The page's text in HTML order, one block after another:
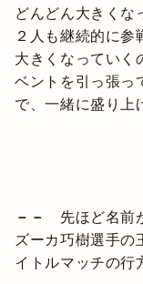
どんどん大きくな
２人も継続的に
大きくなっていく
ベントを引っ張っ
で、一緒に盛り上
－－ 先ほど名前
ズーカ巧樹選手の
イトルマッチの行